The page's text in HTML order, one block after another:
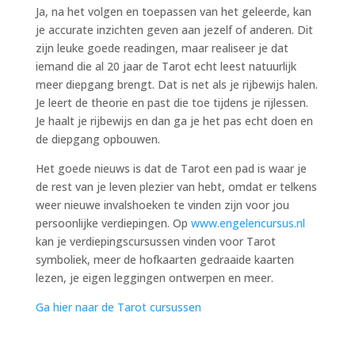
Ja, na het volgen en toepassen van het geleerde, kan
je accurate inzichten geven aan jezelf of anderen. Dit
zijn leuke goede readingen, maar realiseer je dat
iemand die al 20 jaar de Tarot echt leest natuurlijk
meer diepgang brengt. Dat is net als je rijbewijs halen.
Je leert de theorie en past die toe tijdens je rijlessen.
Je haalt je rijbewijs en dan ga je het pas echt doen en
de diepgang opbouwen.
Het goede nieuws is dat de Tarot een pad is waar je
de rest van je leven plezier van hebt, omdat er telkens
weer nieuwe invalshoeken te vinden zijn voor jou
persoonlijke verdiepingen. Op www.engelencursus.nl
kan je verdiepingscursussen vinden voor Tarot
symboliek, meer de hofkaarten gedraaide kaarten
lezen, je eigen leggingen ontwerpen en meer.
Ga hier naar de Tarot cursussen